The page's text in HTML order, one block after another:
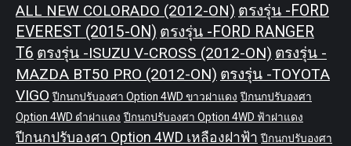
ALL NEW COLORADO (2012-ON) ตรงรุ่น -FORD
EVEREST (2015-ON) ตรงรุ่น -FORD RANGER
T6 ตรงรุ่น -ISUZU V-CROSS (2012-ON) ตรงรุ่น -
MAZDA BT50 PRO (2012-ON) ตรงรุ่น -TOYOTA
VIGO ปีกนกปรับองศา Option 4WD ขาวฝาแดง ปีกนกปรับองศา
Option 4WD ดำฝาแดง ปีกนกปรับองศา Option 4WD ฟ้าฝาแดง
ปีกนกปรับองศา Option 4WD เหลืองฝาฟ้า ปีกนกปรับองศา